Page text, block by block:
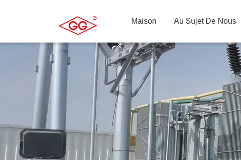
Maison Au Sujet De Nous